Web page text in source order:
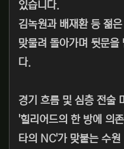
있습니다.
김녹원과 배재환 등 젊
맞물려 돌아가며 뒷문을
다.
경기 흐름 및 심층 전술
'힐리어드의 한 방에 의
타의 NC'가 맞붙는 수